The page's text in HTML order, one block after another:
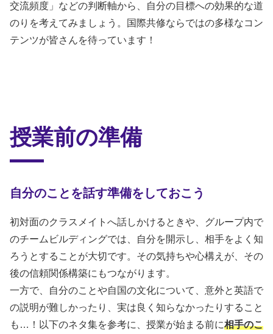
交流頻度」などの判断軸から、自分の目標への効果的な道
のりを考えてみましょう。国際共修ならではの多様なコン
テンツが皆さんを待っています！
授業前の準備
自分のことを話す準備をしておこう
初対面のクラスメイトへ話しかけるときや、グループ内で
のチームビルディングでは、自分を開示し、相手をよく知
ろうとすることが大切です。その気持ちや心構えが、その
後の信頼関係構築にもつながります。
一方で、自分のことや自国の文化について、意外と英語で
の説明が難しかったり、実は良く知らなかったりすること
も…！以下のネタ集を参考に、授業が始まる前に相手のこ